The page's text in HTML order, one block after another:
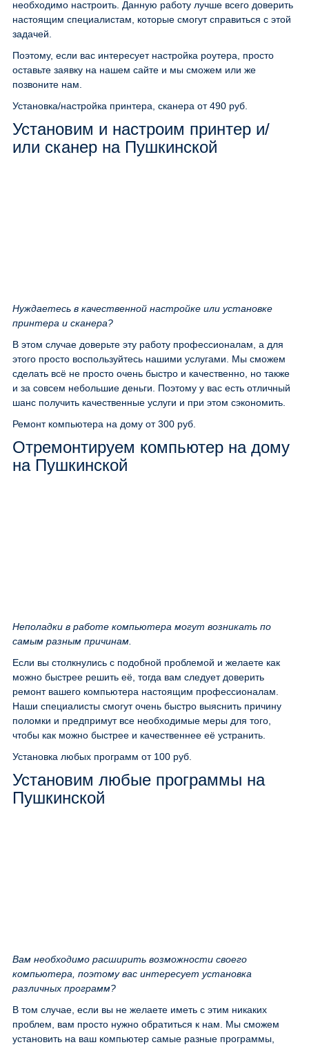
необходимо настроить. Данную работу лучше всего доверить
настоящим специалистам, которые смогут справиться с этой
задачей.
Поэтому, если вас интересует настройка роутера, просто
оставьте заявку на нашем сайте и мы сможем или же
позвоните нам.
Установка/настройка принтера, сканера от 490 руб.
Установим и настроим принтер и/
или сканер на Пушкинской
Нуждаетесь в качественной настройке или установке
принтера и сканера?
В этом случае доверьте эту работу профессионалам, а для
этого просто воспользуйтесь нашими услугами. Мы сможем
сделать всё не просто очень быстро и качественно, но также
и за совсем небольшие деньги. Поэтому у вас есть отличный
шанс получить качественные услуги и при этом сэкономить.
Ремонт компьютера на дому от 300 руб.
Отремонтируем компьютер на дому
на Пушкинской
Неполадки в работе компьютера могут возникать по
самым разным причинам.
Если вы столкнулись с подобной проблемой и желаете как
можно быстрее решить её, тогда вам следует доверить
ремонт вашего компьютера настоящим профессионалам.
Наши специалисты смогут очень быстро выяснить причину
поломки и предпримут все необходимые меры для того,
чтобы как можно быстрее и качественнее её устранить.
Установка любых программ от 100 руб.
Установим любые программы на
Пушкинской
Вам необходимо расширить возможности своего
компьютера, поэтому вас интересует установка
различных программ?
В том случае, если вы не желаете иметь с этим никаких
проблем, вам просто нужно обратиться к нам. Мы сможем
установить на ваш компьютер самые разные программы,